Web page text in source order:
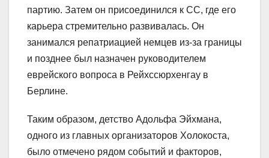
партию. Затем он присоединился к СС, где его
карьера стремительно развивалась. Он
занимался репатриацией немцев из-за границы
и позднее был назначен руководителем
еврейского вопроса в Рейхссюрхенгау в
Берлине.
Таким образом, детство Адольфа Эйхмана,
одного из главных организаторов Холокоста,
было отмечено рядом событий и факторов,